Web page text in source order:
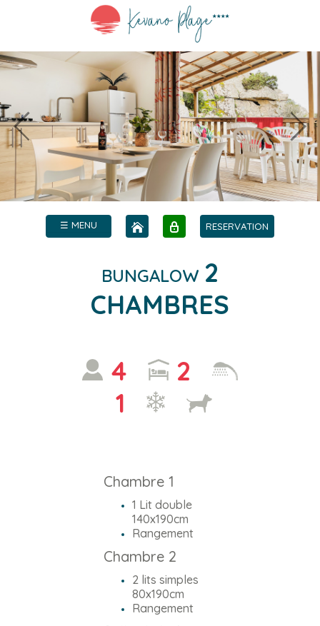
☰ MENU RESERVATION
BUNGALOW 2
CHAMBRES
4
2
1
Chambre 1
1 Lit double
140x190cm
Rangement
Chambre 2
2 lits simples
80x190cm
Rangement